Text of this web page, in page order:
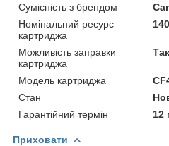
Сумісність з брендом
Номінальний ресурс
картриджа
Можливість заправки
картриджа
Так
Модель картриджа
Стан
Гарантійний термін
12
Приховати